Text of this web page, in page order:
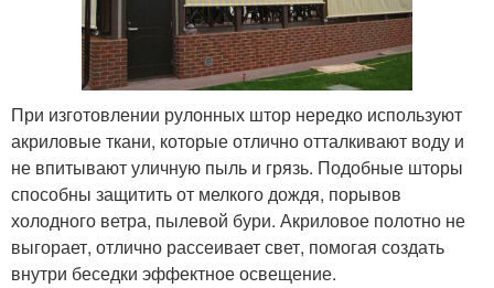
При изготовлении рулонных штор нередко используют
акриловые ткани, которые отлично отталкивают воду и
не впитывают уличную пыль и грязь. Подобные шторы
способны защитить от мелкого дождя, порывов
холодного ветра, пылевой бури. Акриловое полотно не
выгорает, отлично рассеивает свет, помогая создать
внутри беседки эффектное освещение.